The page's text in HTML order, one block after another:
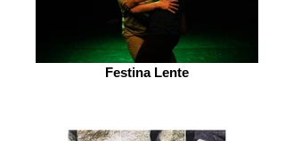
Festina Lente